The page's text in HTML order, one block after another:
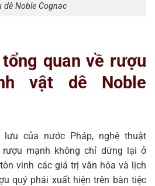
dê Noble Cognac
quan về rượu
vật dê Noble
của nước Pháp, nghệ thuật
mạnh không chỉ dừng lại ở
vinh các giá trị văn hóa và lịch
quý phái xuất hiện trên bàn tiệc